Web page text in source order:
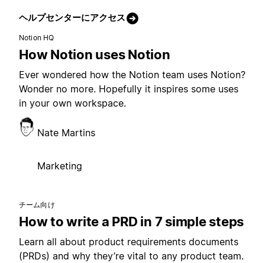
ヘルプセンターにアクセス
Notion HQ
How Notion uses Notion
Ever wondered how the Notion team uses Notion?
Wonder no more. Hopefully it inspires some uses
in your own workspace.
Nate Martins
Marketing
チーム向け
How to write a PRD in 7 simple steps
Learn all about product requirements documents
(PRDs) and why they’re vital to any product team.